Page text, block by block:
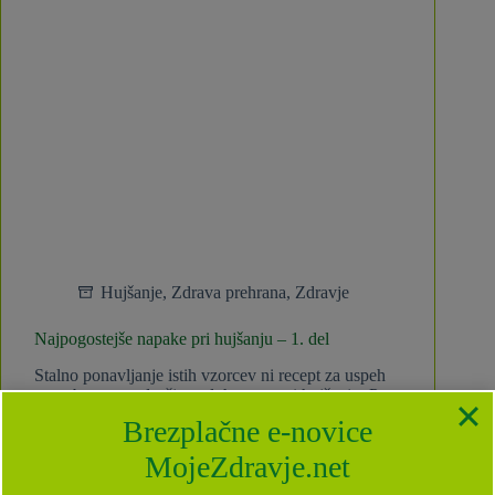
Hujšanje, Zdrava prehrana, Zdravje
Najpogostejše napake pri hujšanju – 1. del
Stalno ponavljanje istih vzorcev ni recept za uspeh
na nobenem področju, sploh pa ne pri hujšanju. Pa
do neuspeha pri izgubi kilogramov. Od doma brez
zajtrka, kosilo izpustite Zjutraj vas zbudi…
Anja Pristavec
Brezplačne e-novice
MojeZdravje.net